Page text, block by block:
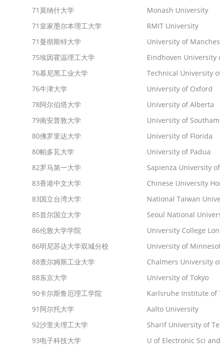
71莫纳什大学
Monash University
71 皇家墨尔本理工大学
RMIT University
71 曼彻斯特大学
University of
75埃因霍温理工大学
Eindhoven University
76慕尼黑工业大学
Technical University
76牛津大学
University of Oxford
78阿尔伯塔大学
University of Alberta
79南安普敦大学
University of
80佛罗里达大学
University of Florida
80帕多瓦大学
University of Padua
82罗马第一大学
Sapienza University
83香港中文大学
Chinese University
83国立台湾大学
National Taiwan
85首尔国立大学
Seoul National
86伦敦大学学院
University College
86明尼苏达大学双城分校
University of
88查尔姆斯工业大学
Chalmers University
88东京大学
University of Tokyo
90卡尔斯鲁厄理工学院
Karlsruhe Institute of
91阿尔托大学
Aalto University
92沙里夫理工大学
Sharif University of
93电子科技大学
U of Electronic Sci